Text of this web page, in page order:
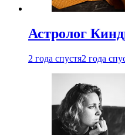
Астролог
2 года спустя2 года